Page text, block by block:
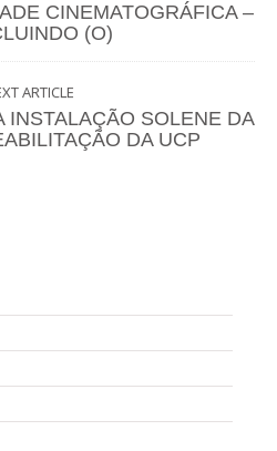
CINEMATOGRÁFICA –
(O)
ARTICLE
INSTALAÇÃO SOLENE DA
DA UCP